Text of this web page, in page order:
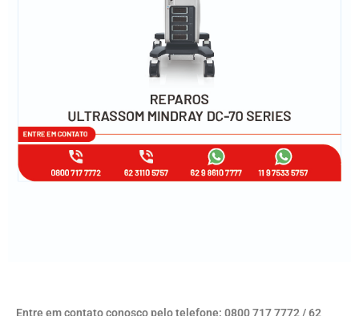
Entre em contato conosco pelo telefone: 0800 717 7772 / 62